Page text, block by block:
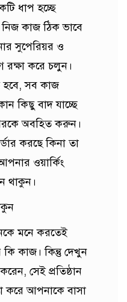
ধাপ হচ্ছে
কাজ ঠিক ভাবে
সুপেরিয়র ও
রক্ষা করে চলুন।
সব কাজ
কিছু বাদ যাচ্ছে
অবহিত করুন।
করছে কিনা তা
ওয়ার্কিং
থাকুন।
মনে করতেই
কাজ। কিন্তু দেখুন
সেই প্রতিষ্ঠান
করে আপনাকে বাসা